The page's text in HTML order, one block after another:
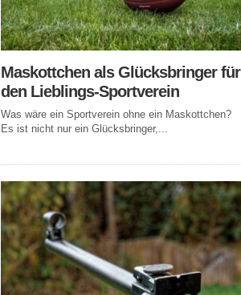
Maskottchen als Glücksbringer für
den Lieblings-Sportverein
Was wäre ein Sportverein ohne ein Maskottchen?
Es ist nicht nur ein Glücksbringer,...